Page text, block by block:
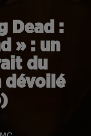
Dead :
» : un
du
dévoilé